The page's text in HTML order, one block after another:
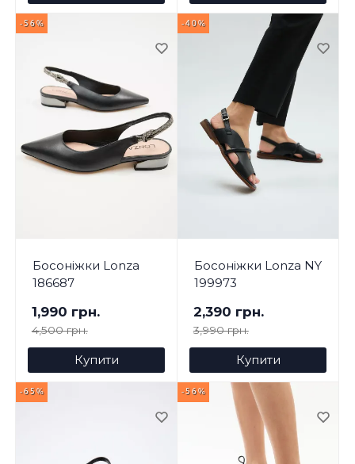
-56%
Босоніжки Lonza
186687
1,990 грн.
4,500 грн.
Купити
-40%
Босоніжки Lonza NY
199973
2,390 грн.
3,990 грн.
Купити
-65% -56%